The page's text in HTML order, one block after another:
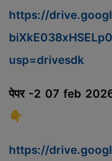
https://
usp=drivesdk
पेपर -2 07 feb
👇
https://